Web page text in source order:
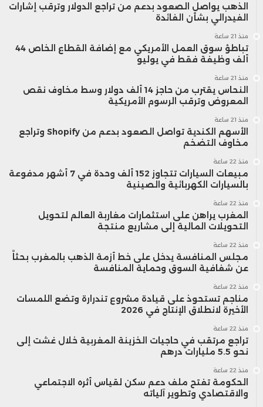
الذهب يواصل الصعود بدعم من تراجع الدولار وترقب إشارات
الفيدرالي بشأن الفائدة
منذ 21 ساعة
تباطؤ سوق العمل الأمريكي مع إضافة القطاع الخاص 44
ألف وظيفة فقط في يوليو
منذ 21 ساعة
النحاس يقترب من حاجز 14 ألف دولار وسط مخاوف نقص
المعروض وترقب الرسوم الأمريكية
منذ 21 ساعة
الأسهم الكندية تواصل الصعود بدعم من Shopify وتراجع
مخاوف التضخم
منذ 22 ساعة
مبيعات السيارات تتجاوز 152 ألف وحدة في 7 أشهر مدفوعة
بالسيارات الكهربائية والصينية
منذ 22 ساعة
المغرب يراهن على استثمارات مغاربة العالم لتحويل
التحويلات المالية إلى مشاريع منتجة
منذ 22 ساعة
مجلس المنافسة يدخل على خط أزمة الذهب بالمغرب بحثاً
عن شفافية السوق وحماية المنافسة
منذ 22 ساعة
مناجم تستحوذ على قيادة مشروع تندرارة وتضع اللمسات
الأخيرة لانطلاق الإنتاج في 2026
منذ 22 ساعة
تراجع مرتقب في حاجيات الخزينة المغربية خلال غشت إلى
نحو 5.5 مليارات درهم
منذ 22 ساعة
الحكومة تفتح ملف دعم سكن لقياس أثره الاجتماعي
والاقتصادي وتطوير آلياته